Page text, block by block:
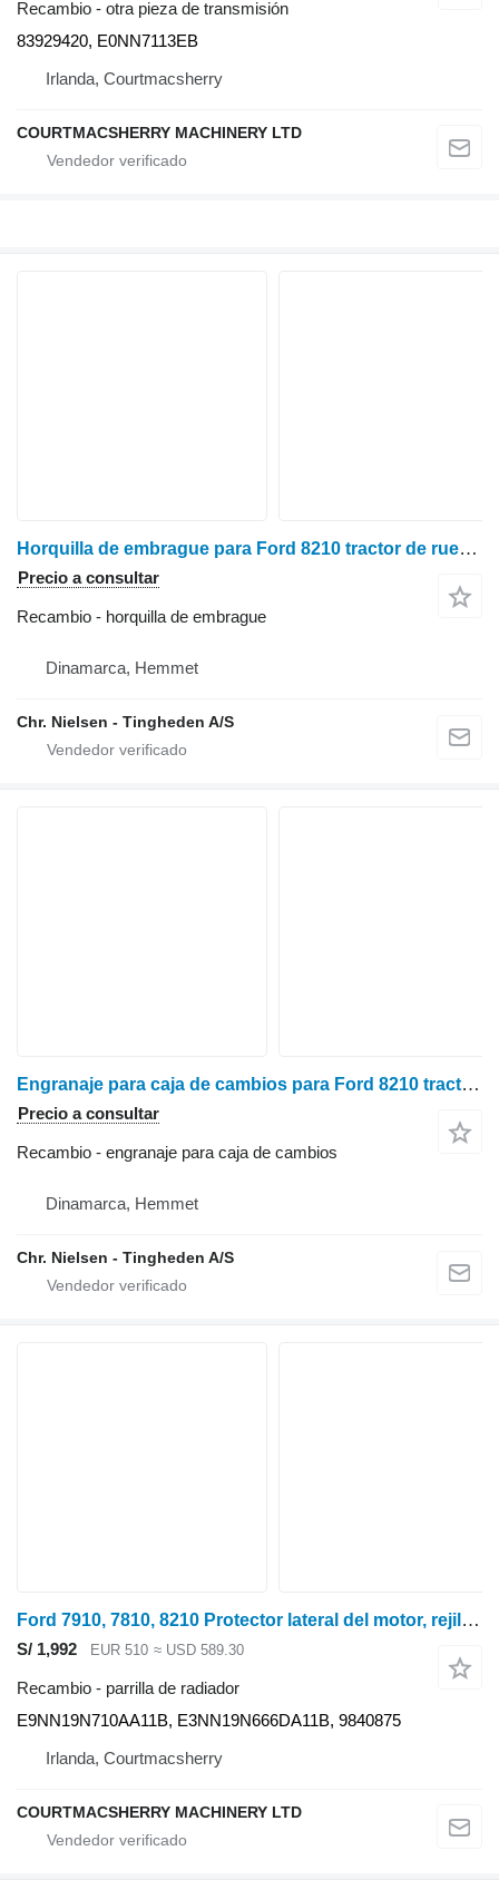
Recambio - otra pieza de transmisión
83929420, E0NN7113EB
Irlanda, Courtmacsherry
COURTMACSHERRY MACHINERY LTD
Horquilla de embrague para Ford 8210 tractor de ruedas
Precio a consultar
Recambio - horquilla de embrague
Dinamarca, Hemmet
Chr. Nielsen - Tingheden A/S
Engranaje para caja de cambios para Ford 8210 tractor de ruedas
Precio a consultar
Recambio - engranaje para caja de cambios
Dinamarca, Hemmet
Chr. Nielsen - Tingheden A/S
Ford 7910, 7810, 8210 Protector lateral del motor, rejilla protectora E9nn19n710aa11b E9NN19N710AA11B parrilla de radiador para tractor de ruedas
S/ 1,992 EUR 510 ≈ USD 589.30
Recambio - parrilla de radiador
E9NN19N710AA11B, E3NN19N666DA11B, 9840875
Irlanda, Courtmacsherry
COURTMACSHERRY MACHINERY LTD